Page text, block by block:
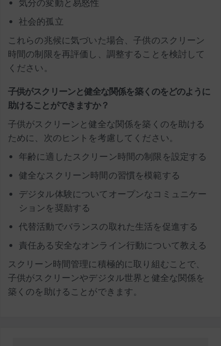
気分の変動と易怒性
社会的孤立
これらの兆候に気づいた場合、子供のスクリーン
時間の制限を再評価し、調整することを検討して
ください。
子供がスクリーンと健全な関係を築くのをどのように
助けることができますか？
子供がスクリーンと健全な関係を築くのを助ける
ために、次のヒントを考慮してください。
年齢に適したスクリーン時間の制限を設定する
健全なスクリーン時間の習慣を模範する
デジタル体験についてオープンなコミュニケー
ションを奨励する
代替活動でバランスの取れた生活を促進する
責任ある安全なオンライン行動について教える
スクリーン時間管理に積極的に取り組むことで、
子供がスクリーンやデジタル世界と健全な関係を
築くのを助けることができます。